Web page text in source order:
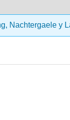
Nachtergaele y